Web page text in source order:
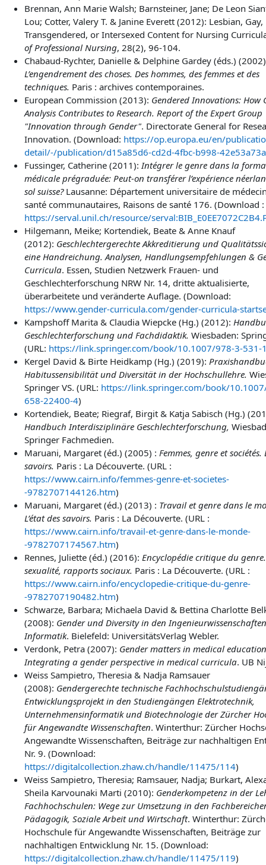
Brennan, Ann Marie Walsh; Barnsteiner, Jane; De Leon
Lou; Cotter, Valery T. & Janine Everett (2012): Lesbian,
Transgendered, or Intersexed Content for Nursing
of Professional Nursing, 28(2), 96-104.
Chabaud-Rychter, Danielle & Delphine Gardey (éds.)
L’engendrement des choses. Des hommes, des femmes et des
techniques. Paris : archives contemporaines.
European Commission (2013): Gendered Innovations: How
Analysis Contributes to Research. Report of the Expert Group
"Innovation through Gender". Directorate General for
Innovation. (Download: https://op.europa.eu/en/
detail/-/publication/d15a85d6-cd2d-4fbc-b998-
Fussinger, Catherine (2011):Intégrer le genre dans la
médicale prégraduée: Peut-on transférer l’expérience
sol suisse?Lausanne: Département universitaire de
santé communautaires, Raisons de santé 176. (Download :
https://serval.unil.ch/resource/
Hilgemann, Meike; Kortendiek, Beate & Anne Knauf
(2012): Geschlechtergerechte Akkreditierung und
eine Handreichung. Analysen, Handlungsempfehlungen &
Curricula. Essen, Studien Netzwerk Frauen- und
Geschlechterforschung NRW Nr. 14, dritte aktualisierte,
überarbeitete und veränderte Auflage. (Download:
https://www.gender-curricula.com/gender-curricula-
Kampshoff Marita & Claudia Wiepcke (Hg.) (2012):
Geschlechterforschung und Fachdidaktik. Wiesbaden:
(URL: https://link.springer.com/book/10.1007/978-3-531-
Kergel David & Birte Heidkamp (Hg.) (2019):
Habitussensibilität und Diversität in der Hochschullehre.
Springer VS. (URL: https://link.springer.com/book/
658-22400-4)
Kortendiek, Beate; Riegraf, Birgit & Katja Sabisch (Hg.)
Handbuch Interdisziplinäre Geschlechterforschung,
Springer Fachmedien.
Maruani, Margaret (éd.) (2005) : Femmes, genre et sociétés.
savoirs. Paris : La Découverte. (URL :
https://www.cairn.info/femmes-genre-et-societes-
-9782707144126.htm)
Maruani, Margaret (éd.) (2013) : Travail et genre dans le
L’état des savoirs. Paris : La Découverte. (URL :
https://www.cairn.info/travail-et-genre-dans-le-monde-
-9782707174567.htm)
Rennes, Juliette (éd.) (2016): Encyclopédie critique du
sexualité, rapports sociaux. Paris : La Découverte. (URL :
https://www.cairn.info/encyclopedie-critique-du-genre-
-9782707190482.htm)
Schwarze, Barbara; Michaela David & Bettina Charlotte
(2008): Gender und Diversity in den
Informatik. Bielefeld: UniversitätsVerlag Webler.
Verdonk, Petra (2007): Gender matters in medical
Integrating a gender perspective in medical curricula. UB
Weiss Sampietro, Theresia & Nadja Ramsauer
(2008): Gendergerechte technische
Entwicklungsprojekt in den Studiengängen Elektrotechnik,
Unternehmensinformatik und Biotechnologie der Zürcher
für Angewandte Wissenschaften. Winterthur: Zürcher
Angewandte Wissenschaften, Beiträge zur nachhaltigen
Nr. 9. (Download:
https://digitalcollection.zhaw.ch/handle/11475/114)
Weiss Sampietro, Theresia; Ramsauer, Nadja; Burkart,
Sheila Karvounaki Marti (2010): Genderkompetenz in der
Fachhochschulen: Wege zur Umsetzung in den
Pädagogik, Soziale Arbeit und Wirtschaft. Winterthur:
Hochschule für Angewandte Wissenschaften, Beiträge zur
nachhaltigen Entwicklung Nr. 15. (Download:
https://digitalcollection.zhaw.ch/handle/11475/119)